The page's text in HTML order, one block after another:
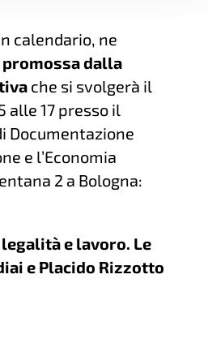
calendario, ne
promossa dalla
che si svolgerà il
alle 17 presso il
Documentazione
e l’Economia
2 a Bologna:
e lavoro. Le
e Placido Rizzotto